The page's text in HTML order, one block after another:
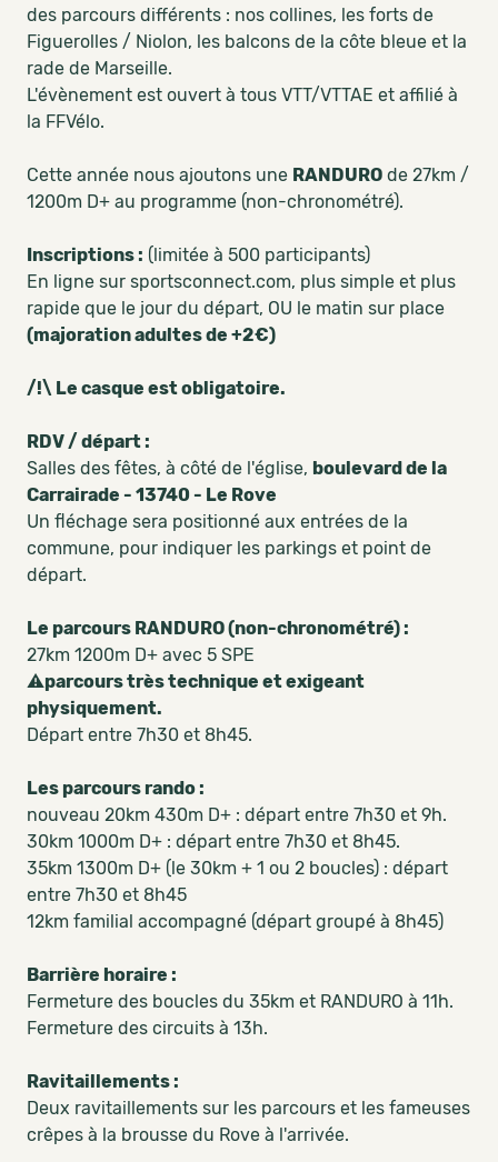
des parcours différents : nos collines, les forts de
Figuerolles / Niolon, les balcons de la côte bleue et la
rade de Marseille.
L'évènement est ouvert à tous VTT/VTTAE et affilié à
la FFVélo.
Cette année nous ajoutons une RANDURO de 27km /
1200m D+ au programme (non-chronométré).
Inscriptions : (limitée à 500 participants)
En ligne sur sportsconnect.com, plus simple et plus
rapide que le jour du départ, OU le matin sur place
(majoration adultes de +2€)
/!\ Le casque est obligatoire.
RDV / départ :
Salles des fêtes, à côté de l'église, boulevard de la
Carrairade - 13740 - Le Rove
Un fléchage sera positionné aux entrées de la
commune, pour indiquer les parkings et point de
départ.
Le parcours RANDURO (non-chronométré) :
27km 1200m D+ avec 5 SPE
⚠️parcours très technique et exigeant
physiquement.
Départ entre 7h30 et 8h45.
Les parcours rando :
nouveau 20km 430m D+ : départ entre 7h30 et 9h.
30km 1000m D+ : départ entre 7h30 et 8h45.
35km 1300m D+ (le 30km + 1 ou 2 boucles) : départ
entre 7h30 et 8h45
12km familial accompagné (départ groupé à 8h45)
Barrière horaire :
Fermeture des boucles du 35km et RANDURO à 11h.
Fermeture des circuits à 13h.
Ravitaillements :
Deux ravitaillements sur les parcours et les fameuses
crêpes à la brousse du Rove à l'arrivée.